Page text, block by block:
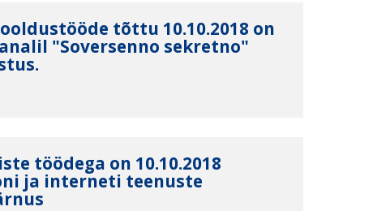
tõttu 10.10.2018 on
"Soversenno sekretno"
töödega on 10.10.2018
ja interneti teenuste